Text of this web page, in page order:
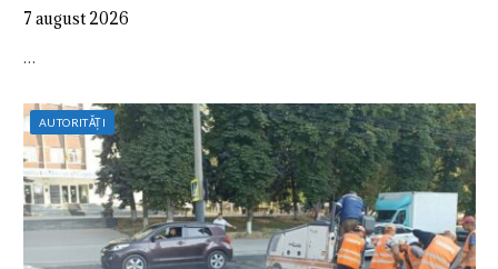
7 august 2026
…
AUTORITĂȚI